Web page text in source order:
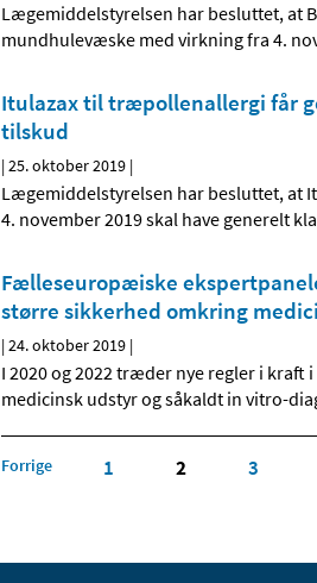
Lægemiddelstyrelsen har besluttet, at
mundhulevæske med virkning fra 4.
Itulazax til træpollenallergi får
tilskud
|25. oktober 2019 |
Lægemiddelstyrelsen har besluttet, at
4. november 2019 skal have generelt
Fælleseuropæiske
større sikkerhed omkring
|24. oktober 2019 |
I 2020 og 2022 træder nye regler i kraft
medicinsk udstyr og såkaldt in vitro-
Forrige 1 2 3